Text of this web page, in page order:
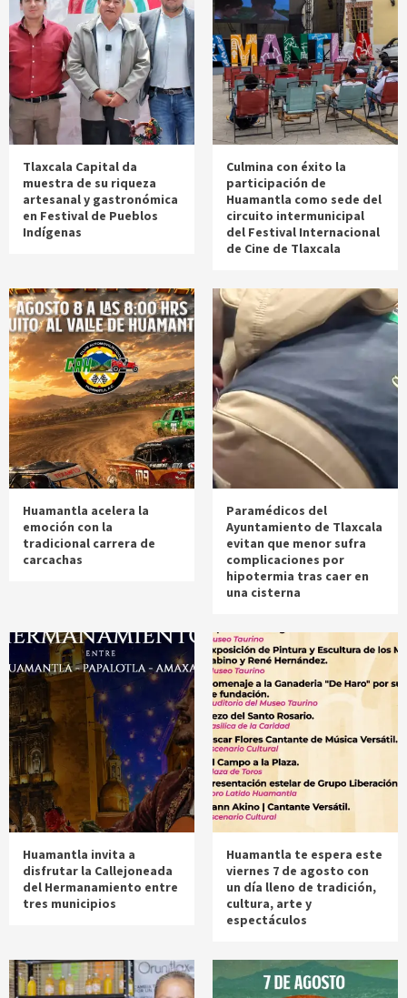
Tlaxcala Capital da
muestra de su riqueza
artesanal y gastronómica
en Festival de Pueblos
Indígenas
Culmina con éxito la
participación de
Huamantla como sede del
circuito intermunicipal
del Festival Internacional
de Cine de Tlaxcala
Huamantla acelera la
emoción con la
tradicional carrera de
carcachas
Paramédicos del
Ayuntamiento de Tlaxcala
evitan que menor sufra
complicaciones por
hipotermia tras caer en
una cisterna
Huamantla invita a
disfrutar la Callejoneada
del Hermanamiento entre
tres municipios
Huamantla te espera este
viernes 7 de agosto con
un día lleno de tradición,
cultura, arte y
espectáculos